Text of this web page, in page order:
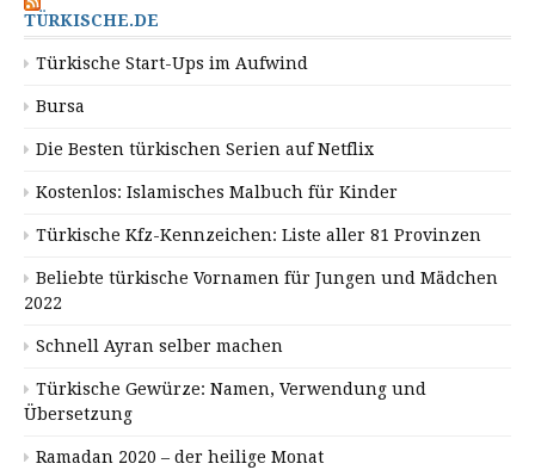
TÜRKISCHE.DE
Türkische Start-Ups im Aufwind
Bursa
Die Besten türkischen Serien auf Netflix
Kostenlos: Islamisches Malbuch für Kinder
Türkische Kfz-Kennzeichen: Liste aller 81 Provinzen
Beliebte türkische Vornamen für Jungen und Mädchen
2022
Schnell Ayran selber machen
Türkische Gewürze: Namen, Verwendung und
Übersetzung
Ramadan 2020 – der heilige Monat